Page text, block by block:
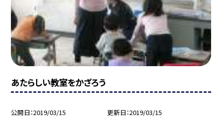
あたらしい教室をかざろう
公開日 2019/03/15 更新日 2019/03/15